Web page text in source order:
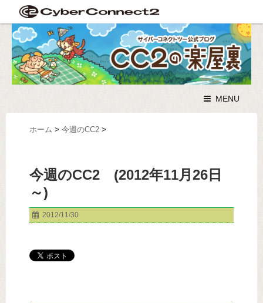
MENU
ホーム > 今週のCC2 >
今週のCC2 (2012年11月26日
～)
2012/11/30